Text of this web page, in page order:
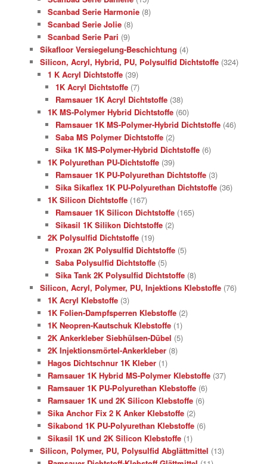
Scanbad Serie Harmonie (8)
Scanbad Serie Jolie (8)
Scanbad Serie Pari (9)
Sikafloor Versiegelung-Beschichtung (4)
Silicon, Acryl, Hybrid, PU, Polysulfid Dichtstoffe (324)
1 K Acryl Dichtstoffe (39)
1K Acryl Dichtstoffe (7)
Ramsauer 1K Acryl Dichtstoffe (38)
1K MS-Polymer Hybrid Dichtstoffe (60)
Ramsauer 1K MS-Polymer-Hybrid Dichtstoffe (46)
Saba MS Polymer Dichtstoffe (2)
Sika 1K MS-Polymer-Hybrid Dichtstoffe (6)
1K Polyurethan PU-Dichtstoffe (39)
Ramsauer 1K PU-Polyurethan Dichtstoffe (3)
Sika Sikaflex 1K PU-Polyurethan Dichtstoffe (36)
1K Silicon Dichtstoffe (167)
Ramsauer 1K Silicon Dichtstoffe (165)
Sikasil 1K Silikon Dichtstoffe (2)
2K Polysulfid Dichtstoffe (19)
Proxan 2K Polysulfid Dichtstoffe (5)
Saba Polysulfid Dichtstoffe (5)
Sika Tank 2K Polysulfid Dichtstoffe (8)
Silicon, Acryl, Polymer, PU, Injektions Klebstoffe (76)
1K Acryl Klebstoffe (3)
1K Folien-Dampfsperren Klebstoffe (2)
1K Neopren-Kautschuk Klebstoffe (1)
2K Ankerkleber Siebhülsen-Dübel (5)
2K Injektionsmörtel-Ankerkleber (8)
Hagos Dichtschnur 1K Kleber (1)
Ramsauer 1K Hybrid MS-Polymer Klebstoffe (37)
Ramsauer 1K PU-Polyurethan Klebstoffe (6)
Ramsauer 1K und 2K Silicon Klebstoffe (6)
Sika Anchor Fix 2 K Anker Klebstoffe (2)
Sikabond 1K PU-Polyurethan Klebstoffe (6)
Sikasil 1K und 2K Silicon Klebstoffe (1)
Silicon, Polymer, PU, Polysulfid Abglättmittel (13)